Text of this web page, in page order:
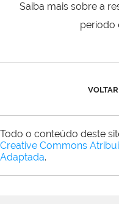
Saiba mais sobre a
período
Todo o conteúdo deste
Creative Commons
Adaptada.